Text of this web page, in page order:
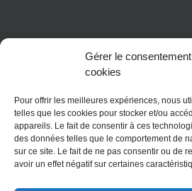
Gérer le
cookies
Pour offrir les meilleures expériences, nous
telles que les cookies pour stocker et/ou
appareils. Le fait de consentir à ces
des données telles que le comportement de
sur ce site. Le fait de ne pas consentir ou de
avoir un effet négatif sur certaines
Copyright 2018 Fondation